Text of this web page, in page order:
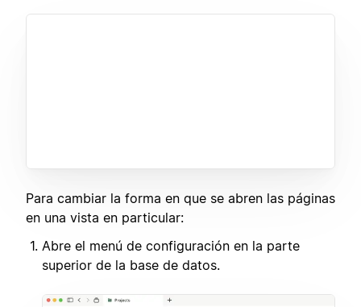
Para cambiar la forma en que se abren las páginas
en una vista en particular:
Abre el menú de configuración en la parte
superior de la base de datos.